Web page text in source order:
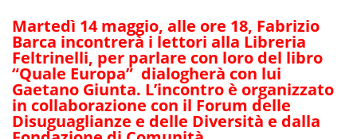
Martedì 14 maggio, alle ore 18, Fabrizio
Barca incontrerà i lettori alla Libreria
Feltrinelli, per parlare con loro del libro
“Quale Europa” dialogherà con lui
Gaetano Giunta. L’incontro è organizzato
in collaborazione con il Forum delle
Disuguaglianze e delle Diversità e dalla